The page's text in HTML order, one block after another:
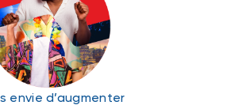
envie d’augmenter